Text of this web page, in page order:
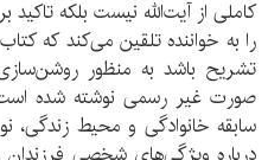
کاملی از آیت‌الله نیست بلکه
را به خواننده تلقین می‌کند که
تشریح باشد به منظور
صورت غیر رسمی نوشته شده
سابقه خانوادگی و محیط زندگی،